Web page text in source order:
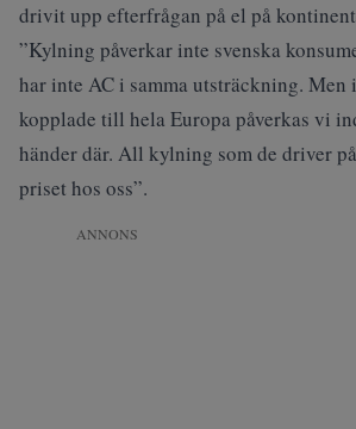
drivit upp efterfrågan på el på
”Kylning påverkar inte svenska
har inte AC i samma utsträckning. Men
kopplade till hela Europa påverkas vi
händer där. All kylning som de driver
priset hos oss”.
ANNONS